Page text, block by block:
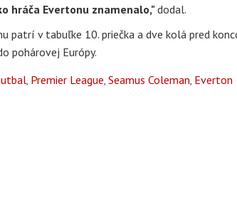
hráča Evertonu znamenalo,"dodal.
patrí v tabuľke 10. priečka a dve kolá pred
pohárovej Európy.
Premier League Seamus Coleman Everton